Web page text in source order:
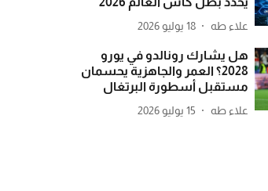
علاء طه 18 يوليو 2026
هل يشارك رونالدو في يورو
2028؟ العمر والجاهزية يحسمان
مستقبل أسطورة البرتغال
علاء طه 15 يوليو 2026